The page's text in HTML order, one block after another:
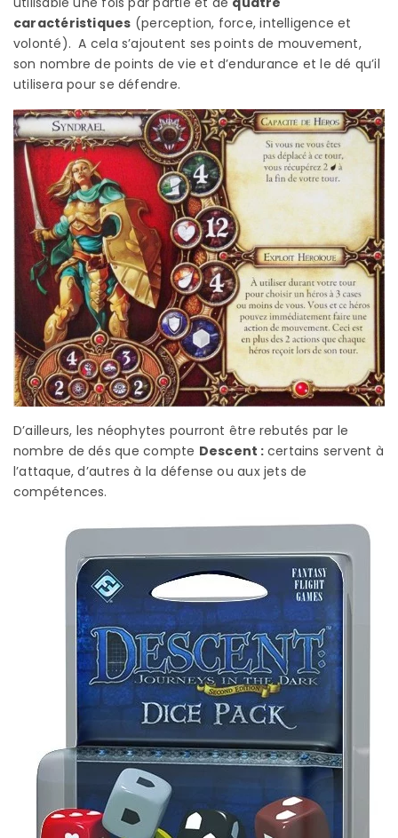
caractéristiques (perception, force, intelligence et
volonté). A cela s’ajoutent ses points de mouvement,
son nombre de points de vie et d’endurance et le dé qu’il
utilisera pour se défendre.
D’ailleurs, les néophytes pourront être rebutés par le
nombre de dés que compte Descent : certains servent à
l’attaque, d’autres à la défense ou aux jets de
compétences.